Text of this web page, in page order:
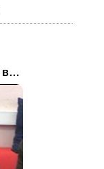
Сергей Морозов - То время